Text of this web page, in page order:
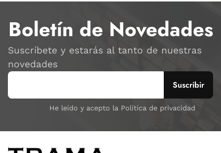
Boletín de Novedades
Suscríbete y estarás al tanto de nuestras
novedades
He leído y acepto la Política de privacidad